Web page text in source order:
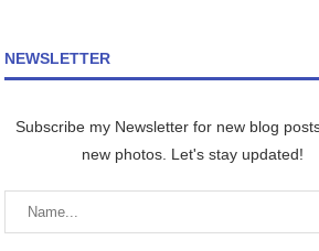
NEWSLETTER
Subscribe my Newsletter for new blog
new photos. Let's stay updated!